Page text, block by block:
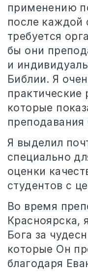
применению
после каждой
требуется
бы они
и
Библии. Я
практические
которые
Я выделил
специально
оценки
студентов с
Во время
Красноярска,
Бога за
которые Он
благодаря